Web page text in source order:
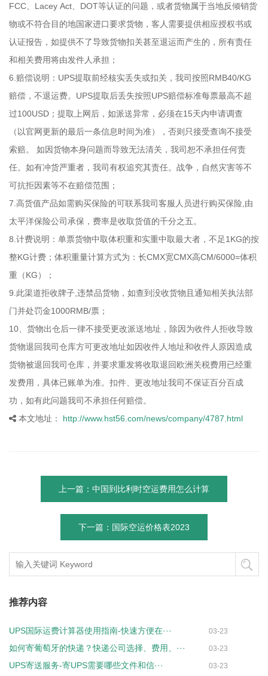
FCC、Lacey Act、DOT等认证的问题，或者货物属于当地反倾销货
物或不符合目的地国家进口要求货物，客人需要提供相应授权书或
认证报告，如提供不了导致货物扣关甚至退运而产生的，所有责任
和相关费用将由发件人承担；
6.赔偿说明：UPS提取前经核实丢失或扣关，我司按照RMB40/KG
赔偿，不退运费。UPS提取后丢失按照UPS赔偿标准每票最高不超
过100USD；提取上网后，如派送异常，必须在15天内申请调查
（以官网更新的最后一条信息时间为准），否则只接受查询不接受
索赔。 如因货物本身问题而导致无法清关，我司恕不承担任何责
任。如有冲货严重者，我司有权追究其责任。战争，自然灾害等不
可抗拒因素等不在赔偿范围；
7.高货值产品如需购买保险的可联系我司客服人员进行购买保险,由
太平洋保险公司承保，费率是收取货值的千分之五。
8.计费说明：单票货物中取体积重和实重中取最大者，不足1KG的按
整KG计费；体积重量计算方式为：长CMX宽CMX高CM/6000=体积
重（KG）；
9.此渠道拒收牌子,违禁品货物，如查到没收货物且通知相关执法部
门并处罚金1000RMB/票；
10、货物出仓后一律不接受更改派送地址，除因为收件人拒收导致
货物退回我司仓库方可更改地址如因收件人地址和收件人原因造成
货物被退回我司仓库，并要求重发将收取退回欧洲关税费用已经重
发费用，具体已账单为准。扣件、更改地址我司不保证百分百成
功，如有此问题我司不承担任何赔偿。
本文地址：
http://www.hst56.com/news/company/4787.html
上一篇：中国到比利时空运费用怎么计算
下一篇：国际空运价格表2023
推荐内容
UPS国际运费计算器使用指南-快速方便在··· 03-23
如何寄葡萄牙的快递？快递公司选择、费用、··· 03-23
UPS寄送服务-寄UPS需要哪些文件和信··· 03-23